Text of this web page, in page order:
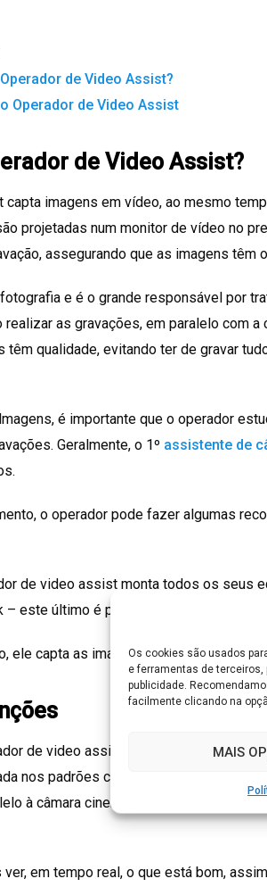
Os cookies são usados
e ferramentas de terceiros,
publicidade.
facilmente clicando na
MAIS
de Video Assist?
Operador de Video Assist
de Video Assist?
imagens em vídeo, ao mesmo
projetadas num monitor de vídeo no
assegurando que as imagens têm
e é o grande responsável por
as gravações, em paralelo com a
têm qualidade, evitando ter de gravar
é importante que o operador
Geralmente, o 1º assistente de
o operador pode fazer algumas
de video assist monta todos os seus
– este último é preferível por permitir
ele capta as imagens e acompanha tudo
de video assist é assegurar que a
nos padrões certos. Ele consegue
à câmara cinematográfica, e projeta-as
em tempo real, o que está bom,